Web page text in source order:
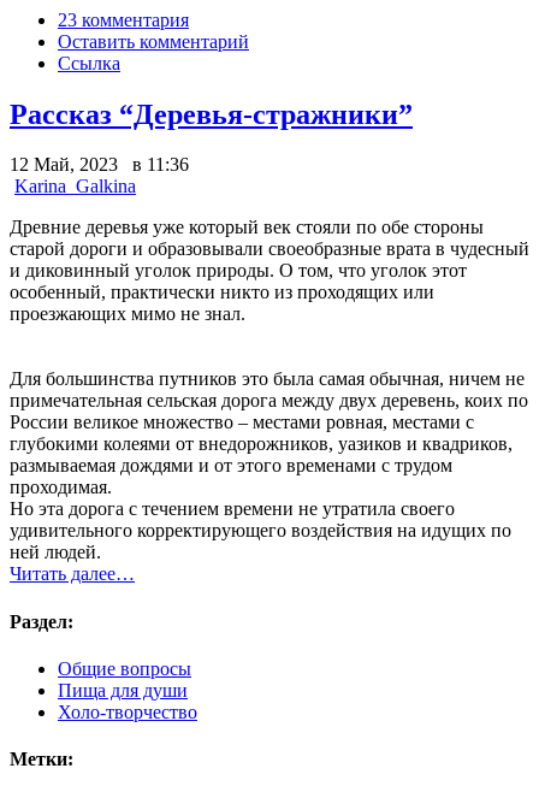
23 комментария
Оставить комментарий
Ссылка
Рассказ “Деревья-стражники”
12 Май, 2023 в 11:36
Karina_Galkina
Древние деревья уже который век стояли по обе стороны
старой дороги и образовывали своеобразные врата в чудесный
и диковинный уголок природы. О том, что уголок этот
особенный, практически никто из проходящих или
проезжающих мимо не знал.
Для большинства путников это была самая обычная, ничем не
примечательная сельская дорога между двух деревень, коих по
России великое множество – местами ровная, местами с
глубокими колеями от внедорожников, уазиков и квадриков,
размываемая дождями и от этого временами с трудом
проходимая.
Но эта дорога с течением времени не утратила своего
удивительного корректирующего воздействия на идущих по
ней людей.
Читать далее…
Раздел:
Общие вопросы
Пища для души
Холо-творчество
Метки: